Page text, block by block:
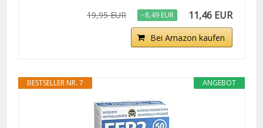
19,95 EUR −8,49 EUR 11,46 EUR
Bei Amazon kaufen
ANGEBOT
BESTSELLER NR. 7